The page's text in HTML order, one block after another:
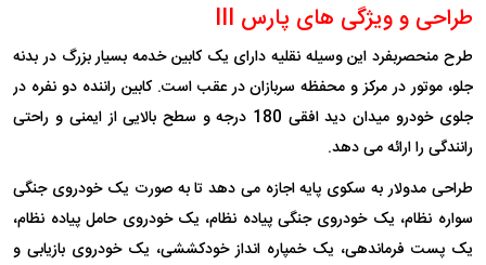
طراحی و ویژگی های پارس III
طرح منحصربفرد این وسیله نقلیه دارای یک کابین خدمه بسیار بزرگ در بدنه
جلو، موتور در مرکز و محفظه سربازان در عقب است. کابین راننده دو نفره در
جلوی خودرو میدان دید افقی 180 درجه و سطح بالایی از ایمنی و راحتی
رانندگی را ارائه می دهد.
طراحی مدولار به سکوی پایه اجازه می دهد تا به صورت یک خودروی جنگی
سواره نظام، یک خودروی جنگی پیاده نظام، یک خودروی حامل پیاده نظام،
یک پست فرماندهی، یک خمپاره انداز خودکششی، یک خودروی بازیابی و